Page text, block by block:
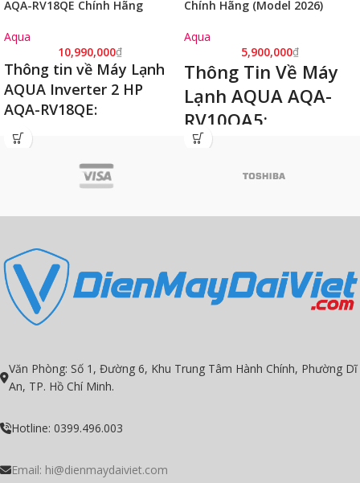
AQA-RV18QE Chính Hãng
Aqua
10,990,000₫
Thông tin về Máy Lạnh
AQUA Inverter 2 HP
AQA-RV18QE:
Máy lạnh bảo hành 24 tháng
Công nghệ PID Inverter & Cảm biến
Eco - 5 sao tiết kiệm điện
Hút ẩm thông minh (Smart Dry)
AQUA Fresh)
Chính Hãng (Model 2026)
Aqua
5,900,000₫
Thông Tin Về Máy
Lạnh AQUA AQA-
RV10QA5:
Làm lạnh nhanh (Turbo Cool)
Self Clean)
Hiệu suất năng lượng (CSPF):5 sao
(Tiết kiệm điện)
Văn Phòng: Số 1, Đường 6, Khu Trung Tâm Hành Chính, Phường Dĩ
An, TP. Hồ Chí Minh.
Hotline: 0399.496.003
Email: hi@dienmaydaiviet.com